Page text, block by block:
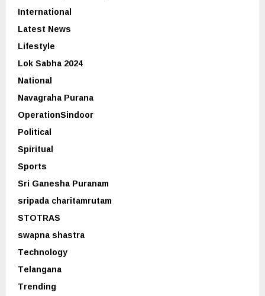
International
Latest News
Lifestyle
Lok Sabha 2024
National
Navagraha Purana
OperationSindoor
Political
Spiritual
Sports
Sri Ganesha Puranam
sripada charitamrutam
STOTRAS
swapna shastra
Technology
Telangana
Trending